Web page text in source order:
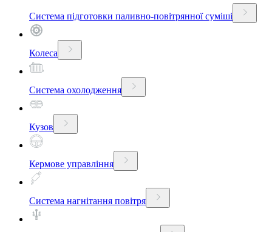
Система підготовки паливно-повітрянної суміші
Колеса
Система охолодження
Кузов
Кермове управління
Система нагнітання повітря